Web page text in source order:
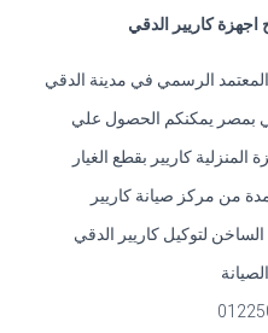
اجهزة كاريير الدقي
الرسمي في مدينة الدقي
بمصر يمكنكم الحصول علي
المنزلية كاريير بقطع الغيار
من مركز صيانة كاريير
لتوكيل كاريير الدقي